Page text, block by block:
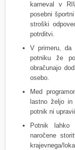
karneval v
posebni
stroški
potrditvi.
V primeru, da
potniku že
obračunajo
osebo.
Med
lastno željo
potnik ni
Potnik lahko
naročene
krajevnega/